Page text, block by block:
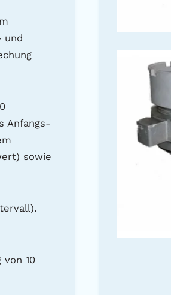
und
Anfangs-
sowie
10